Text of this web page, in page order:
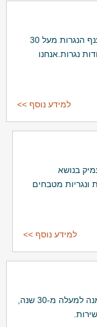
חברת ח.מ נטשה הוקמה על ידי נגר שעוסק בענף הנגרות מעל 30
נגרות.אנחנו
למידע נוסף >>
בנושא
ונגריות מטבחים
למידע נוסף >>
שדר עיצוב וייצור מעצבת ומייצרת ריהוט בהזמנה למעלה מ-30 שנה,